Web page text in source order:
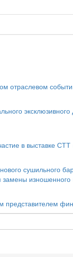
отраслевом
в выставке СТТ
сушильного